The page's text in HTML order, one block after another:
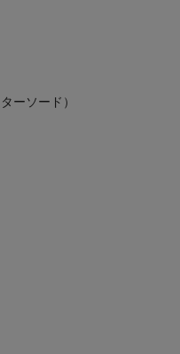
ーソード）